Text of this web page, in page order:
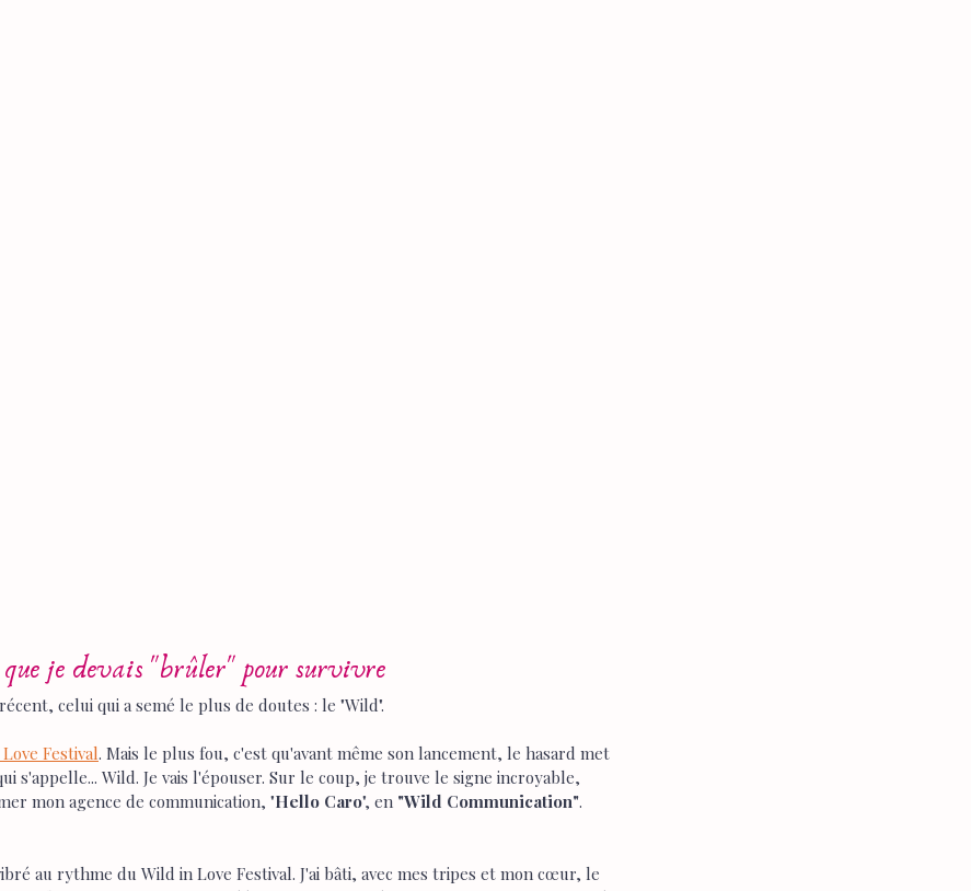
je devais "brûler" pour survivre
celui qui a semé le plus de doutes : le "Wild".
Festival. Mais le plus fou, c'est qu'avant même son lancement, le hasard met
s'appelle... Wild. Je vais l'épouser. Sur le coup, je trouve le signe incroyable,
mon agence de communication, "Hello Caro", en "Wild Communication".
au rythme du Wild in Love Festival. J'ai bâti, avec mes tripes et mon cœur, le